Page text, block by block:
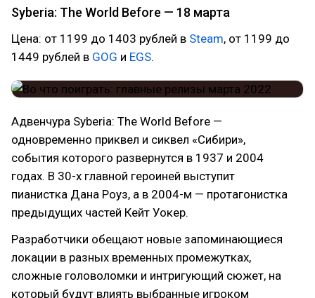
Syberia: The World Before — 18 марта
Цена: от 1199 до 1403 рублей в Steam, от 1199 до
1449 рублей в GOG и EGS.
Адвенчура Syberia: The World Before —
одновременно приквел и сиквел «Сибири»,
события которого развернутся в 1937 и 2004
годах. В 30-х главной героиней выступит
пианистка Дана Роуз, а в 2004-м — протагонистка
предыдущих частей Кейт Уокер.
Разработчики обещают новые запоминающиеся
локации в разных временных промежутках,
сложные головоломки и интригующий сюжет, на
который будут влиять выбранные игроком